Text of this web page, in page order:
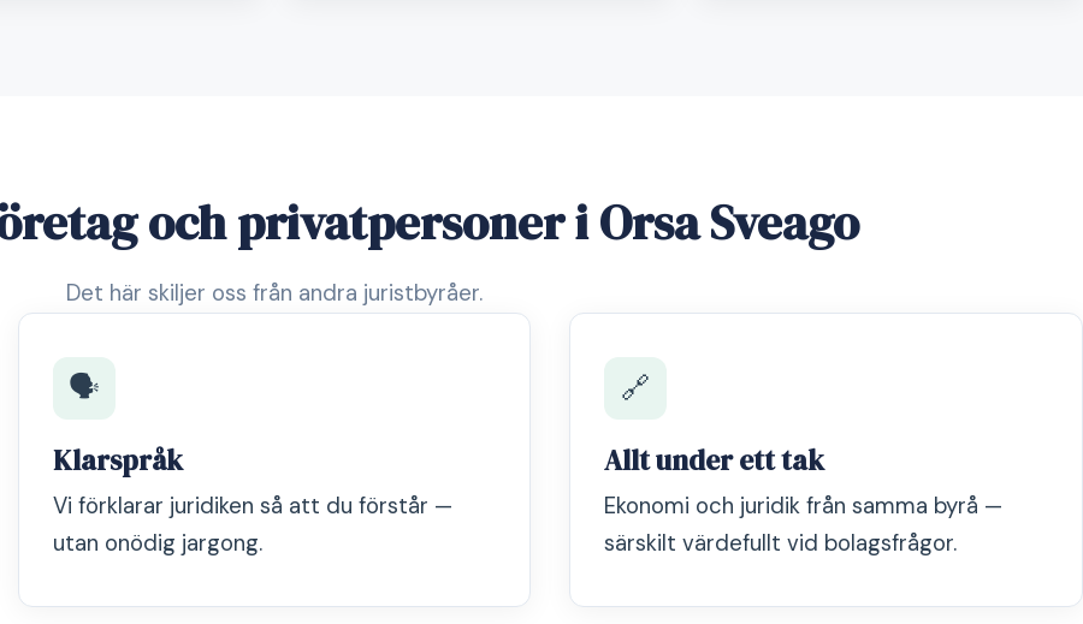
och privatpersoner i Orsa Sveago
Det här skiljer oss från andra juristbyråer.
🗣️
Klarspråk
Vi förklarar juridiken så att du förstår —
utan onödig jargong.
🔗
Allt under ett tak
Ekonomi och juridik från samma byrå —
särskilt värdefullt vid bolagsfrågor.